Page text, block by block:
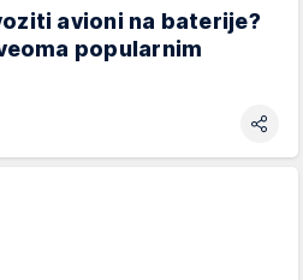
avioni na baterije?
popularnim